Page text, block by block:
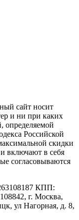
сайт носит
и ни при каких
определяемой
Российской
скидки
включают в себя
согласовываются
КПП:
г. Москва,
ул Нагорная, д. 8,